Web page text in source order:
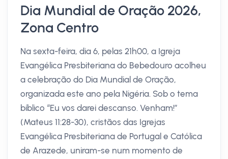
Dia Mundial de Oração 2026,
Zona Centro
Na sexta-feira, dia 6, pelas 21h00, a Igreja
Evangélica Presbiteriana do Bebedouro acolheu
a celebração do Dia Mundial de Oração,
organizada este ano pela Nigéria. Sob o tema
bíblico “Eu vos darei descanso. Venham!”
(Mateus 11:28-30), cristãos das Igrejas
Evangélica Presbiteriana de Portugal e Católica
de Arazede, uniram-se num momento de